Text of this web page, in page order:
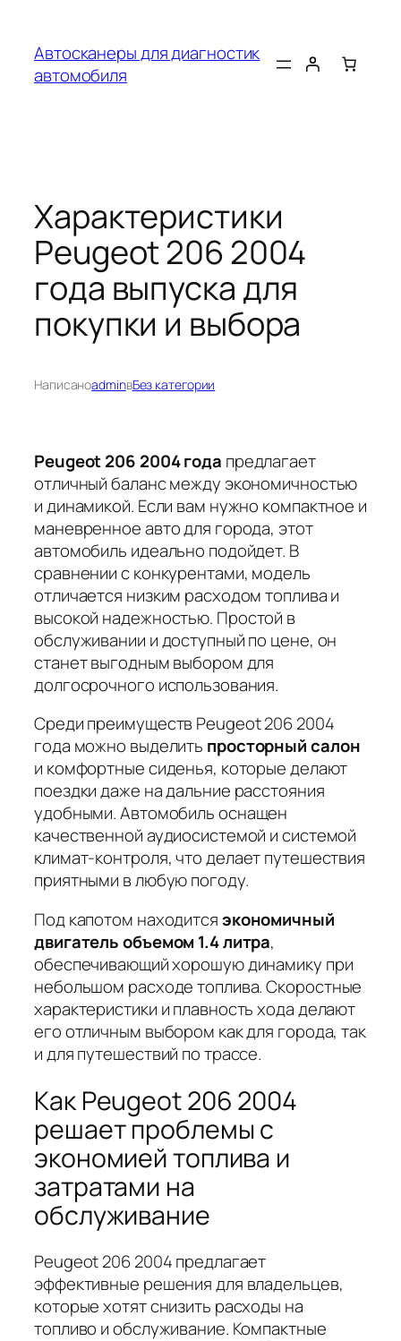
содержимому
Автосканеры для диагностик
автомобиля
Характеристики
Peugeot 206 2004
года выпуска для
покупки и выбора
НаписаноadminвБез категории
Peugeot 206 2004 года предлагает
отличный баланс между экономичностью
и динамикой. Если вам нужно компактное и
маневренное авто для города, этот
автомобиль идеально подойдет. В
сравнении с конкурентами, модель
отличается низким расходом топлива и
высокой надежностью. Простой в
обслуживании и доступный по цене, он
станет выгодным выбором для
долгосрочного использования.
Среди преимуществ Peugeot 206 2004
года можно выделить просторный салон
и комфортные сиденья, которые делают
поездки даже на дальние расстояния
удобными.Автомобиль оснащен
качественной аудиосистемой и системой
климат-контроля, что делает путешествия
приятными в любую погоду.
Под капотом находитсяэкономичный
двигатель объемом 1.4 литра,
обеспечивающий хорошую динамику при
небольшом расходе топлива.Скоростные
характеристики и плавность хода делают
его отличным выбором как для города, так
и для путешествий по трассе.
Как Peugeot 206 2004
решает проблемы с
экономией топлива и
затратами на
обслуживание
Peugeot 206 2004 предлагает
эффективные решения для владельцев,
которые хотят снизить расходы на
топливо и обслуживание. Компактные